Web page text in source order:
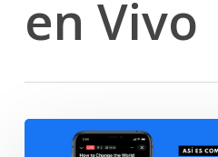
en Vivo